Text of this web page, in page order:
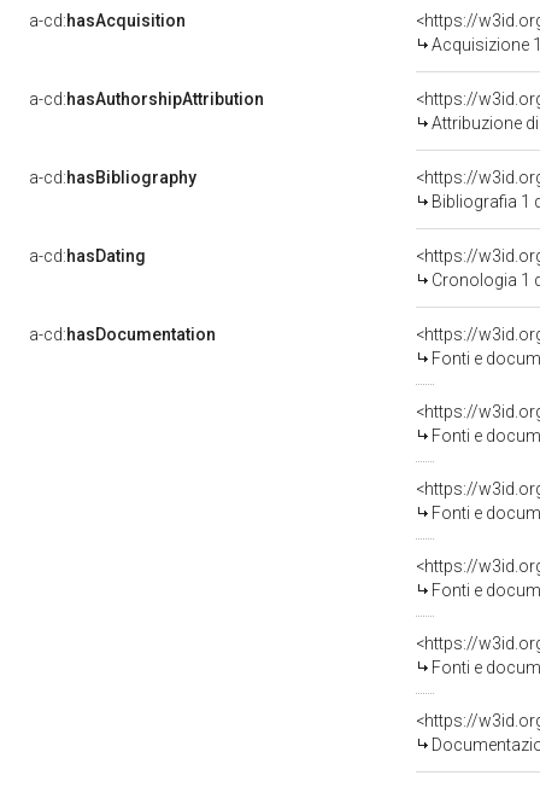
a-cd:hasAcquisition
<https://
Acquisizione
a-cd:hasAuthorshipAttribution
Attribuzione
a-cd:hasBibliography
<https://
Bibliografia 1
a-cd:hasDating
<https://
Cronologia 1
a-cd:hasDocumentation
<https://
Fonti e
<https://
Fonti e
<https://
Fonti e
<https://
Fonti e
<https://
Fonti e